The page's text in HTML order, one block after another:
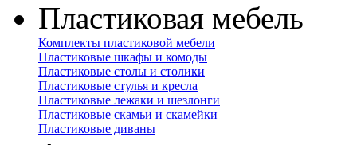
Пластиковая мебель
Комплекты пластиковой мебели
Пластиковые шкафы и комоды
Пластиковые столы и столики
Пластиковые стулья и кресла
Пластиковые лежаки и шезлонги
Пластиковые скамьи и скамейки
Пластиковые диваны